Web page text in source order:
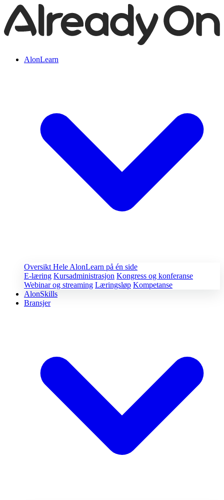
AlonLearn
Oversikt Hele AlonLearn på én side
E-læring Kursadministrasjon Kongress og konferanse
Webinar og streaming Læringsløp Kompetanse
AlonSkills
Bransjer